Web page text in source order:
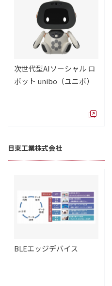
次世代型AIソーシャル ロ
ボット unibo（ユニボ）
日東工業株式会社
BLEエッジデバイス